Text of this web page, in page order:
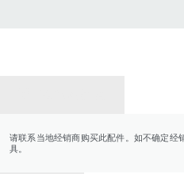
请联系当地经销商购买此配件。如不确定经
具。